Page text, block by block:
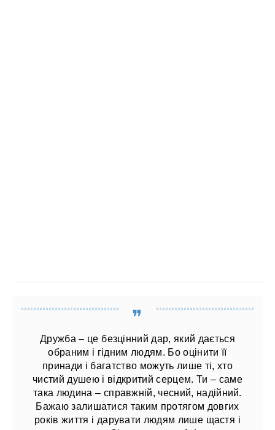
Дружба – це безцінний дар, який дається
обраним і гідним людям. Бо оцінити її
принади і багатство можуть лише ті, хто
чистий душею і відкритий серцем. Ти – саме
така людина – справжній, чесний, надійний.
Бажаю залишатися таким протягом довгих
років життя і дарувати людям лише щастя і